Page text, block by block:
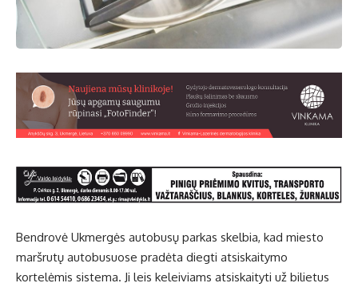
Bendrovė Ukmergės autobusų parkas skelbia, kad miesto
maršrutų autobusuose pradėta diegti atsiskaitymo
kortelėmis sistema. Ji leis keleiviams atsiskaityti už bilietus